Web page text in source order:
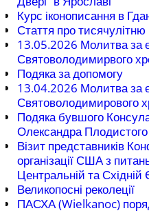
Курс іконописання в
Стаття про тисячулітню
13.05.2026 Молитва за
Святоволодимирвого
Подяка за допомогу
13.04.2026 Молитва за
Святоволодимирового
Подяка бувшого
Олександра Плодистого
Візит представників
організації США з
Центральній та Східній
Великопосні реколеції
ПАСХА (Wielkanoc)